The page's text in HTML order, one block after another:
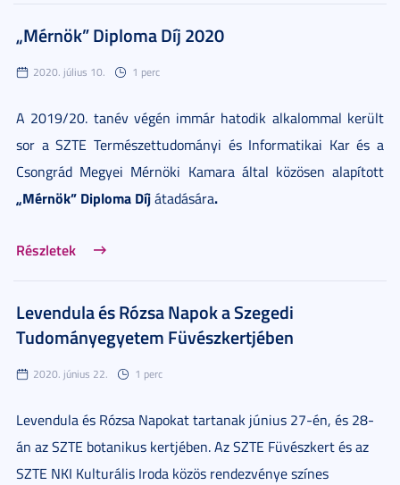
„Mérnök” Diploma Díj 2020
2020. július 10. 1 perc
A 2019/20. tanév végén immár hatodik alkalommal került
sor a SZTE Természettudományi és Informatikai Kar és a
Csongrád Megyei Mérnöki Kamara által közösen alapított
„Mérnök” Diploma Díjátadására.
Részletek
Levendula és Rózsa Napok a Szegedi
Tudományegyetem Füvészkertjében
2020. június 22. 1 perc
Levendula és Rózsa Napokat tartanak június 27-én, és 28-
án az SZTE botanikus kertjében. Az SZTE Füvészkert és az
SZTE NKI Kulturális Iroda közös rendezvénye színes